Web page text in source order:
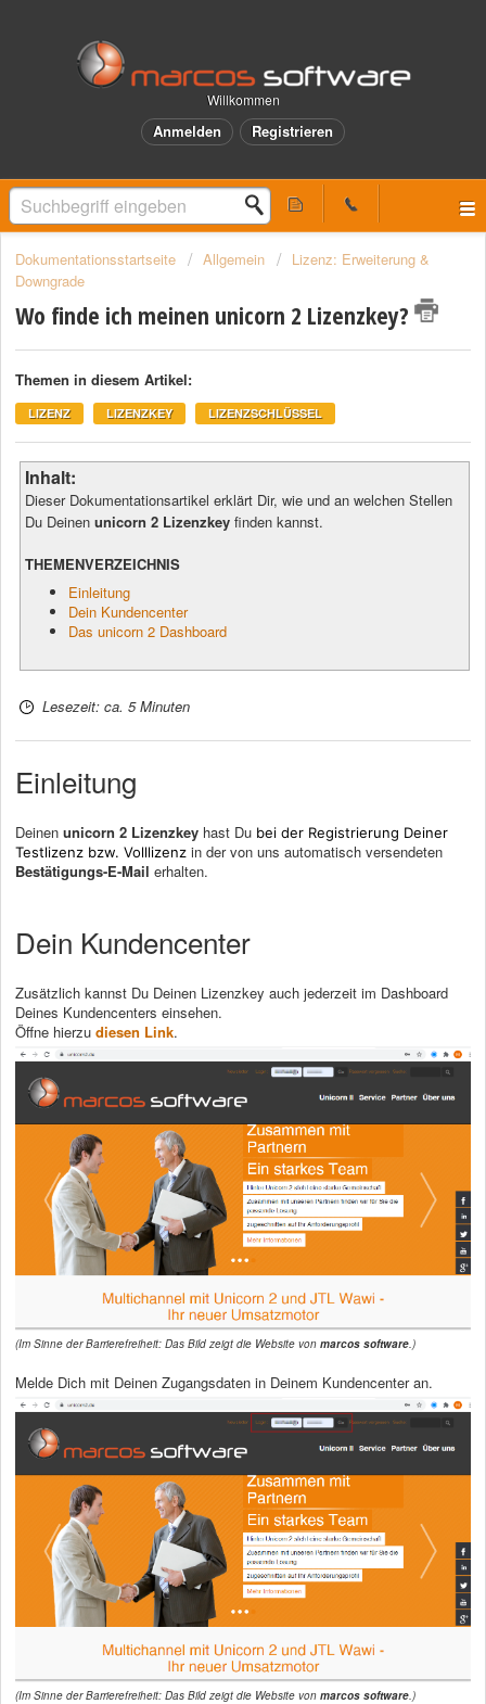
Willkommen
Anmelden Registrieren
Dokumentationsstartseite Allgemein
Lizenz: Erweiterung &
Downgrade
Wo finde ich meinen unicorn 2 Lizenzkey?
Themen in diesem Artikel:
LIZENZ LIZENZKEY LIZENZSCHLÜSSEL
Inhalt:
Dieser Dokumentationsartikel erklärt Dir, wie und an welchen Stellen
Du Deinenunicorn 2 Lizenzkey finden kannst.
THEMENVERZEICHNIS
Einleitung
Dein Kundencenter
Das unicorn 2 Dashboard
Lesezeit: ca. 5 Minuten
Einleitung
Deinen unicorn 2 Lizenzkey hast Du bei der Registrierung Deiner
Testlizenz bzw. Volllizenz in der von uns automatisch versendeten
Bestätigungs-E-Mail erhalten.
Dein Kundencenter
Zusätzlich kannst Du Deinen Lizenzkey auch jederzeit im Dashboard
Deines Kundencenters einsehen.
Öffne hierzu diesen Link.
(Im Sinne der Barrierefreiheit: Das Bild zeigt die Website von marcos software.)
Melde Dich mit Deinen Zugangsdaten in Deinem Kundencenter an.
(Im Sinne der Barrierefreiheit: Das Bild zeigt die Website von marcos software.)